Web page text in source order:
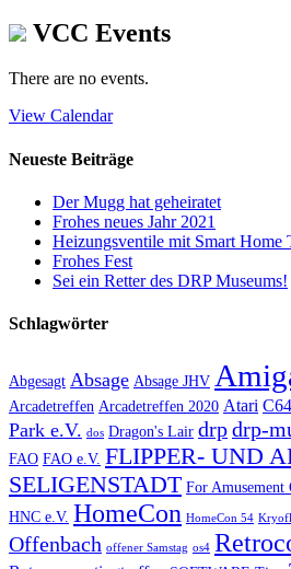
VCC Events
There are no events.
View Calendar
Neueste Beiträge
Der Mugg hat geheiratet
Frohes neues Jahr 2021
Heizungsventile mit Smart Home
Frohes Fest
Sei ein Retter des DRP Museums!
Schlagwörter
Abgesagt Absage Absage JHV
Arcadetreffen Arcadetreffen 2020 Atari C64
Park e.V. dos Dragon's Lair drpdrp-
FAO FAO e.V. FLIPPER- UND
SELIGENSTADT For Amusement
HNC e.V. HomeCon HomeCon 54
Offenbach offener Samstag os4